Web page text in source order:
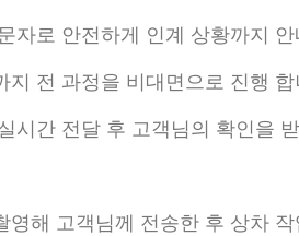
자로 안전하게 인계 상황까지
지 전 과정을 비대면으로 진행 합
시간 전달 후 고객님의 확인을
영해 고객님께 전송한 후 상차